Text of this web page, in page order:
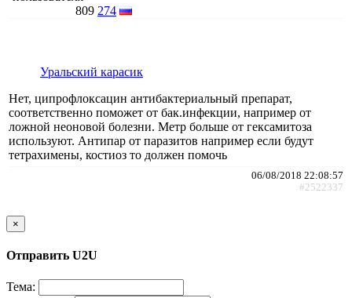
809 274
Уральский карасик
Нет, ципрофлоксацин антибактериальный препарат,
соответственно поможет от бак.инфекции, например от
ложной неоновой болезни. Метр больше от гексамитоза
используют. Антипар от паразитов например если будут
тетрахимены, костиоз то должен помочь
06/08/2018 22:08:57
#2522337
×
Отправить U2U
Тема: